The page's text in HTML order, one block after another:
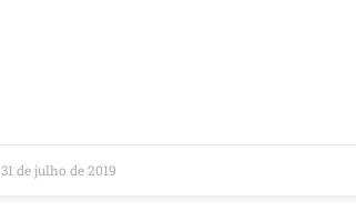
31 de julho de 2019